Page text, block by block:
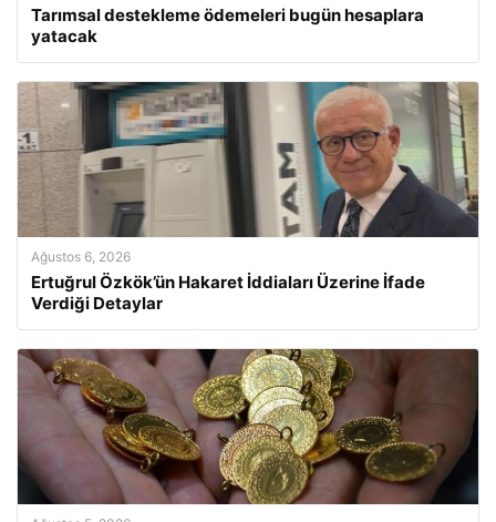
Tarımsal destekleme ödemeleri bugün hesaplara
yatacak
Ağustos 6, 2026
Ertuğrul Özkök’ün Hakaret İddiaları Üzerine İfade
Verdiği Detaylar